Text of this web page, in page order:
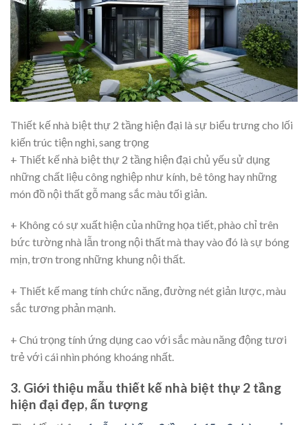
Thiết kế nhà biệt thự 2 tầng hiện đại là sự biểu trưng cho lối
kiến trúc tiện nghi, sang trọng
+ Thiết kế nhà biệt thự 2 tầng hiện đại chủ yếu sử dụng
những chất liệu công nghiệp như kính, bê tông hay những
món đồ nội thất gỗ mang sắc màu tối giản.
+ Không có sự xuất hiện của những họa tiết, phào chỉ trên
bức tường nhà lẫn trong nội thất mà thay vào đó là sự bóng
mịn, trơn trong những khung nội thất.
+ Thiết kế mang tính chức năng, đường nét giản lược, màu
sắc tương phản mạnh.
+ Chú trọng tính ứng dụng cao với sắc màu năng động tươi
trẻ với cái nhìn phóng khoáng nhất.
3. Giới thiệu mẫu thiết kế nhà biệt thự 2 tầng
hiện đại đẹp, ấn tượng